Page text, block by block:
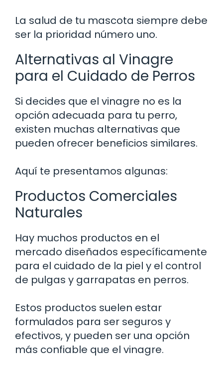
La salud de tu mascota siempre debe
ser la prioridad número uno.
Alternativas al Vinagre
para el Cuidado de Perros
Si decides que el vinagre no es la
opción adecuada para tu perro,
existen muchas alternativas que
pueden ofrecer beneficios similares.
Aquí te presentamos algunas:
Productos Comerciales
Naturales
Hay muchos productos en el
mercado diseñados específicamente
para el cuidado de la piel y el control
de pulgas y garrapatas en perros.
Estos productos suelen estar
formulados para ser seguros y
efectivos, y pueden ser una opción
más confiable que el vinagre.